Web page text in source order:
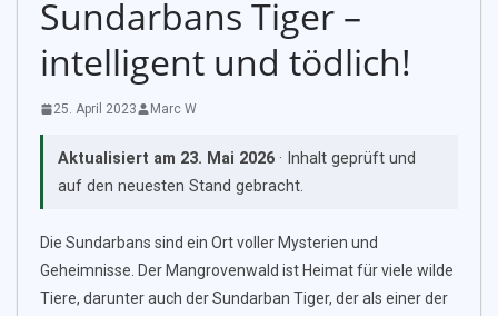
Sundarbans Tiger –
intelligent und tödlich!
25. April 2023 Marc W
Aktualisiert am 23. Mai 2026· Inhalt geprüft und
auf den neuesten Stand gebracht.
Die Sundarbans sind ein Ort voller Mysterien und
Geheimnisse. Der Mangrovenwald ist Heimat für viele wilde
Tiere, darunter auch der Sundarban Tiger, der als einer der